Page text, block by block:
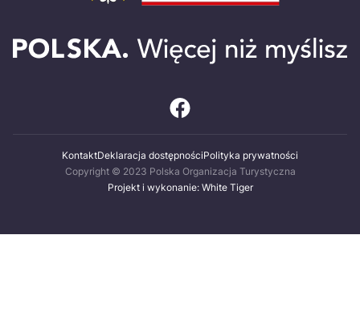
KontaktDeklaracja dostępnościPolityka prywatności
Copyright © 2023 Polska Organizacja Turystyczna
Projekt i wykonanie: White Tiger